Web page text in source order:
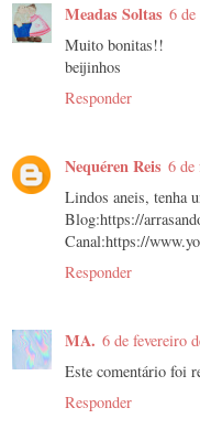
Meadas Soltas 6 de
Muito bonitas!!
beijinhos
Responder
Nequéren Reis 6 de
Lindos aneis, tenha
Blog:https://
Canal:https://
Responder
MA. 6 de fevereiro
Este comentário foi
Responder